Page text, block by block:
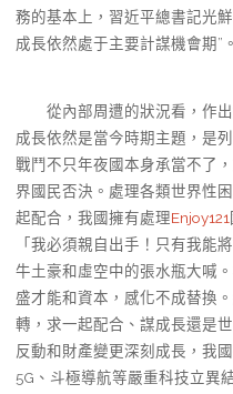
務的基本上，習近平總書記光
成長依然處于主要計謀機會期”。
從內部周遭的狀況看，作出
成長依然是當今時期主題，是
戰鬥不只年夜國本身承當不了
界國民否決。處理各類世界性
起配合，我國擁有處理Enjoy121
「我必須親自出手！只有我能將
牛土豪和虛空中的張水瓶大喊
盛才能和資本，感化不成替換
轉，求一起配合、謀成長還是
反動和財產變更深刻成長，我
5G、斗極導航等嚴重科技立異